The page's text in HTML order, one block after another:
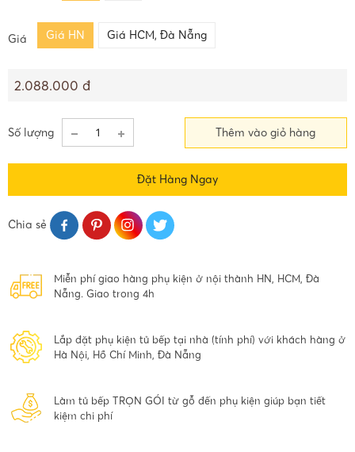
Giá Giá HN Giá HCM, Đà Nẵng
2.088.000 đ
Số lượng Thêm vào giỏ hàng
Đặt Hàng Ngay
Chia sẻ
Miễn phí giao hàng phụ kiện ở nội thành HN, HCM, Đà
Nẵng. Giao trong 4h
Lắp đặt phụ kiện tủ bếp tại nhà (tính phí) với khách hàng ở
Hà Nội, Hồ Chí Minh, Đà Nẵng
Làm tủ bếp TRỌN GÓI từ gỗ đến phụ kiện giúp bạn tiết
kiệm chi phí